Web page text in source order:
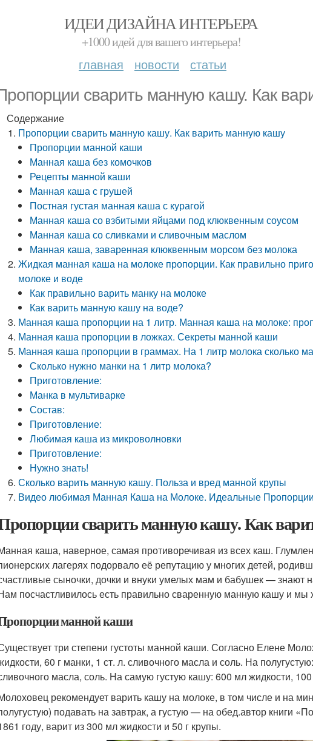
ИДЕИ ДИЗАЙНА ИНТЕРЬЕРА
+1000 идей для вашего интерьера!
главная новости статьи
сварить манную кашу. Как
Содержание
Пропорции сварить манную кашу. Как варить манную кашу
Пропорции манной каши
Манная каша без комочков
Рецепты манной каши
Манная каша с грушей
Постная густая манная каша с курагой
Манная каша со взбитыми яйцами под клюквенным соусом
Манная каша со сливками и сливочным маслом
Манная каша, заваренная клюквенным морсом без молока
Жидкая манная каша на молоке пропорции. Как правильно
молоке и воде
Как правильно варить манку на молоке
Как варить манную кашу на воде?
Манная каша пропорции на 1 литр. Манная каша на молоке:
Манная каша пропорции в ложках. Секреты манной каши
Манная каша пропорции в граммах. На 1 литр молока сколько
Сколько нужно манки на 1 литр молока?
Приготовление:
Манка в мультиварке
Состав:
Приготовление:
Любимая каша из микроволновки
Приготовление:
Нужно знать!
Сколько варить манную кашу. Польза и вред манной крупы
Видео любимая Манная Каша на Молоке. Идеальные Пропорции
сварить манную кашу. Как
каша, наверное, самая противоречивая из всех каш.
лагерях подорвало её репутацию у многих детей,
сыночки, дочки и внуки умелых мам и бабушек — знают
посчастливилось есть правильно сваренную манную кашу и мы
манной каши
три степени густоты манной каши. Согласно Елене
60 г манки, 1 ст. л. сливочного масла и соль. На
масла, соль. На самую густую кашу: 600 мл жидкости,
рекомендует варить кашу на молоке, в том числе и на
подавать на завтрак, а густую — на обед.автор книги
году, варит из 300 мл жидкости и 50 г крупы.